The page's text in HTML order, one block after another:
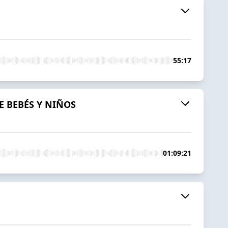
55:17
BEBÉS Y NIÑOS
01:09:21